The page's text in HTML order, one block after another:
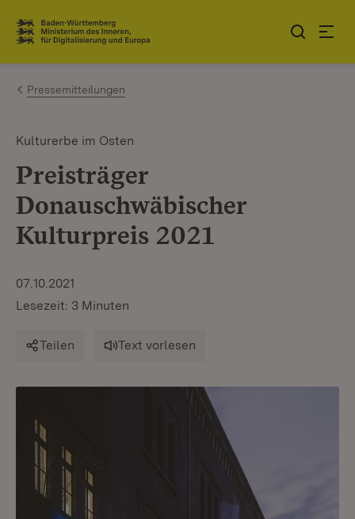
Zum Inhalt springen
Link zur Startseite
Pressemitteilungen
Kulturerbe im Osten
Preisträger
Donauschwäbischer
Kulturpreis 2021
07.10.2021
Lesezeit: 3 Minuten
Teilen Text vorlesen